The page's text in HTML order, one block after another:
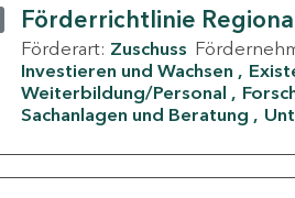
Förderrichtlinie
Förderart: Zuschuss
Investieren und Wachsen
Weiterbildung/Personal
Sachanlagen und Beratung